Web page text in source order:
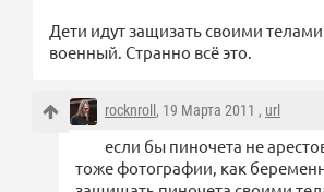
Дети идут защизать своими
военный. Странно всё это.
rocknroll , 19 Марта 2011 , url
если бы пиночета не
тоже фотографии, как